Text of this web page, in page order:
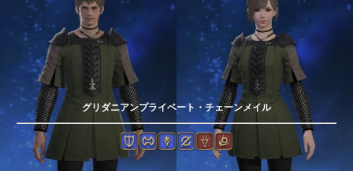
グリダニアンプライベート・チェーンメイル